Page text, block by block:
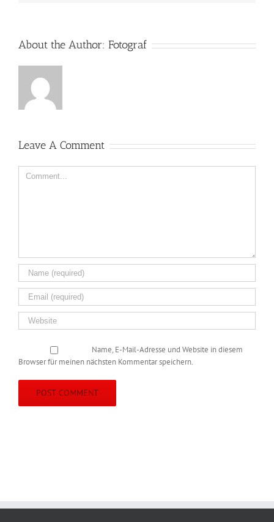
About the Author: Fotograf
Leave A Comment
Comment
Name, E-Mail-Adresse und Website in diesem
Browser für meinen nächsten Kommentar speichern.